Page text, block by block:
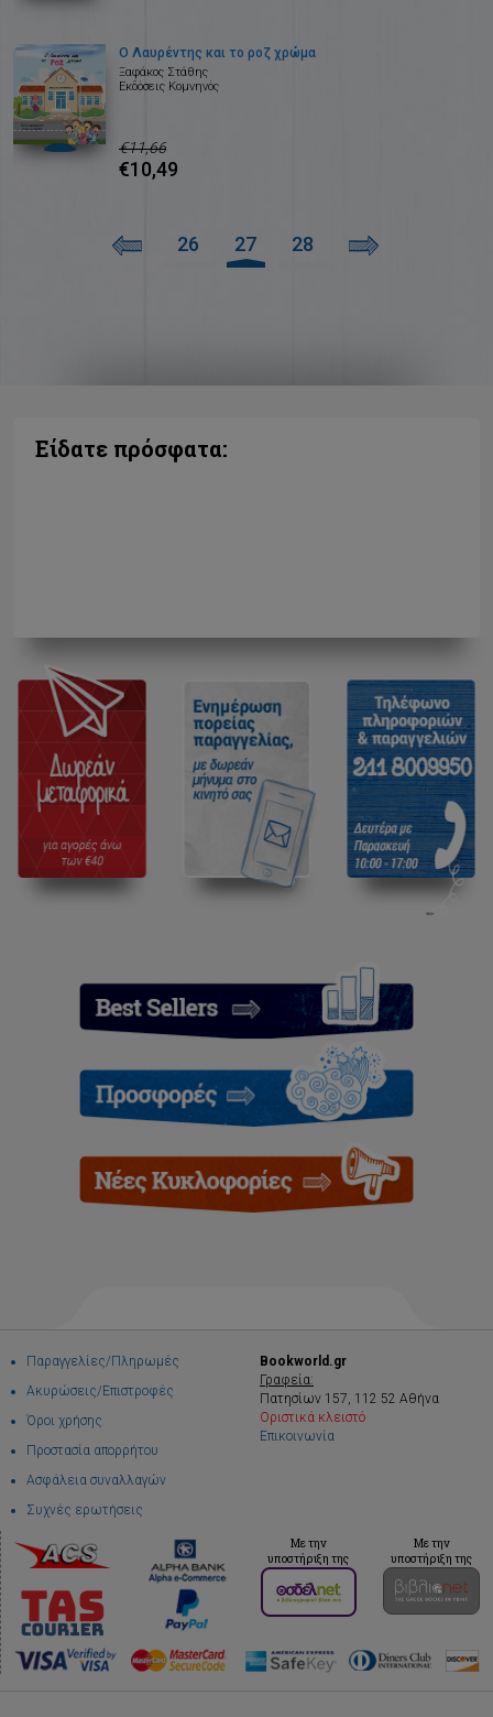
Ο Λαυρέντης και το ροζ χρώμα
Ξαφάκος Στάθης
Εκδόσεις Κομνηνός
€11,66
€10,49
26 27 28
Είδατε πρόσφατα:
Παραγγελίες/Πληρωμές
Ακυρώσεις/Επιστροφές
Όροι χρήσης
Προστασία απορρήτου
Ασφάλεια συναλλαγών
Συχνές ερωτήσεις
Bookworld.gr
Γραφεία:
Πατησίων 157, 112 52 Αθήνα
Οριστικά κλειστό
Επικοινωνία
Με την
υποστήριξη της
Με την
υποστήριξη της